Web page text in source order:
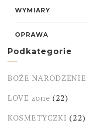
WYMIARY
OPRAWA
Podkategorie
BOŻE NARODZENIE
LOVE zone (22)
KOSMETYCZKI (22)